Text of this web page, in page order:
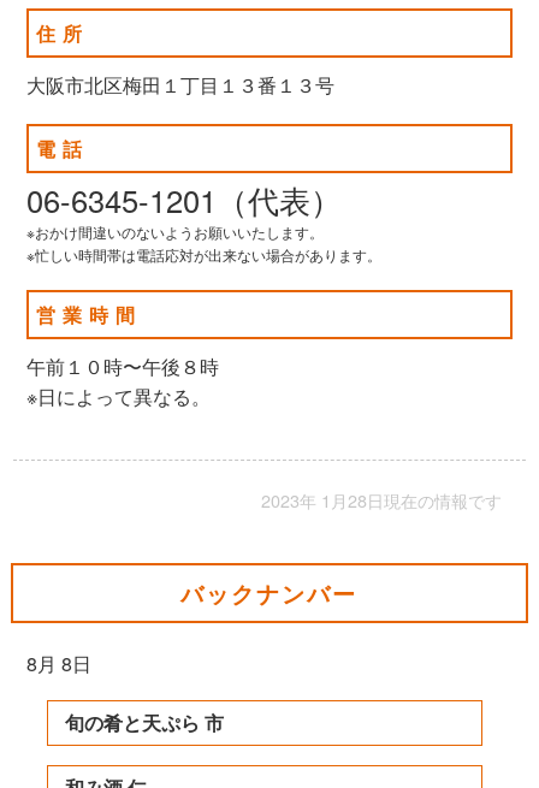
住所
大阪市北区梅田１丁目１３番１３号
電話
06-6345-1201（代表）
※おかけ間違いのないようお願いいたします。
※忙しい時間帯は電話応対が出来ない場合があります。
営業時間
午前１０時〜午後８時
※日によって異なる。
2023年 1月28日現在の情報です
バックナンバー
8月 8日
旬の肴と天ぷら 市